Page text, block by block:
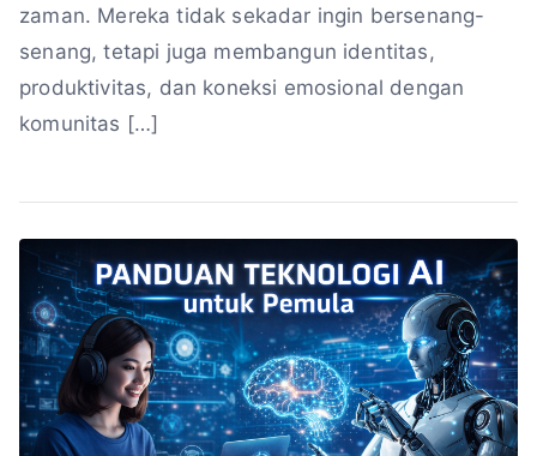
zaman. Mereka tidak sekadar ingin bersenang-
senang, tetapi juga membangun identitas,
produktivitas, dan koneksi emosional dengan
komunitas […]